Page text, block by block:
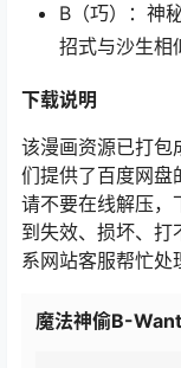
B（巧）：神
招式与沙生相
下载说明
该漫画资源已打包
们提供了百度网盘
请不要在线解压，
到失效、损坏、打
系网站客服帮忙处
魔法神偷B-